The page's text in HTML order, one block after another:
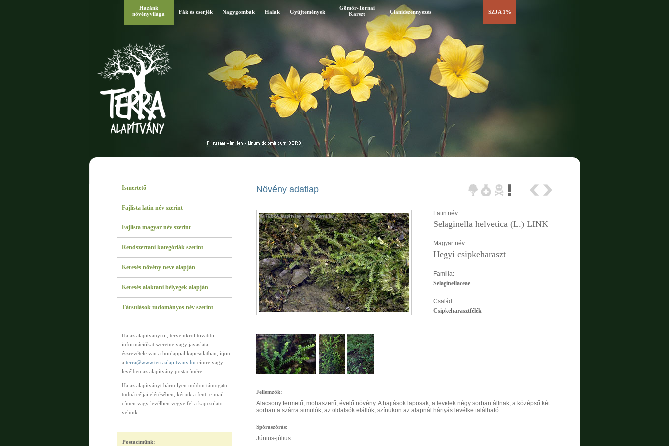
Hazánk
növényvilága
Fák és cserjék Nagygombák Halak Gyűjtemények
Gömör-Tornai
Karszt
Cianidszennyezés SZJA 1%
Ismertető
Fajlista latin név szerint
Fajlista magyar név szerint
Rendszertani kategóriák szerint
Keresés növény neve alapján
Keresés alaktani bélyegek alapján
Társulások tudományos név szerint
Ha az alapítványról, terveinkről további
információkat szeretne vagy javaslata,
észrevétele van a honlappal kapcsolatban, írjon
a terra@www.terraalapitvany.hu címre vagy
levélben az alapítvány postacímére.
Ha az alapítványt bármilyen módon támogatni
tudná céljai elérésében, kérjük a fenti e-mail
címen vagy levélben vegye fel a kapcsolatot
velünk.
Postacímünk:
Növény adatlap
Latin név:
Selaginella helvetica (L.) LINK
Magyar név:
Hegyi csipkeharaszt
Familia:
Selaginellaceae
Család:
Csipkeharasztfélék
Jellemzők:
Alacsony termetű, mohaszerű, évelő növény. A hajtások laposak, a levelek négy sorban állnak, a középső két
sorban a szárra simulók, az oldalsók elállók, színükön az alapnál hártyás levélke található.
Spóraszórás:
Június-július.